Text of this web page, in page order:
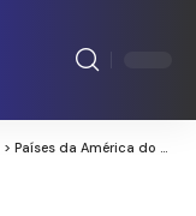
> Países da América do Sul para viajar gastando pouco: guia prático para brasileiros